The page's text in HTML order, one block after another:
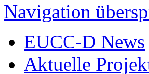
Navigation
EUCC-D News
Aktuelle